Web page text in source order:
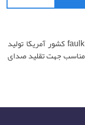
سوت تقلید صدای اردک و مرغابی از برند faulk کشور آمریکا تولید
جهت تقلید صدای